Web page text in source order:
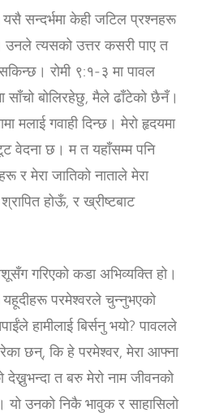
यसै सन्दर्भमा केही जटिल प्रश्‍नहरू
त्यसको उत्तर कसरी पाए त
रोमी ९:१-३ मा पावल
साँचो बोलिरहेछु, मैले ढाँटेको छैनँ।
मलाई गवाही दिन्‍छ। मेरो हृदयमा
वेदना छ। म त यहाँसम्‍म पनि
र मेरा जातिको नाताले मेरा
होऊँ, र ख्रीष्‍टबाट
गरिएको कडा अभिव्यक्ति हो।
यहूदीहरू परमेश्‍वरले चुन्नुभएको
हामीलाई बिर्सनु भयो? पावलले
छन्, कि हे परमेश्‍वर, मेरा आफ्ना
देख्नुभन्दा त बरु मेरो नाम जीवनको
यो उनको निकै भावुक र साहासिलो